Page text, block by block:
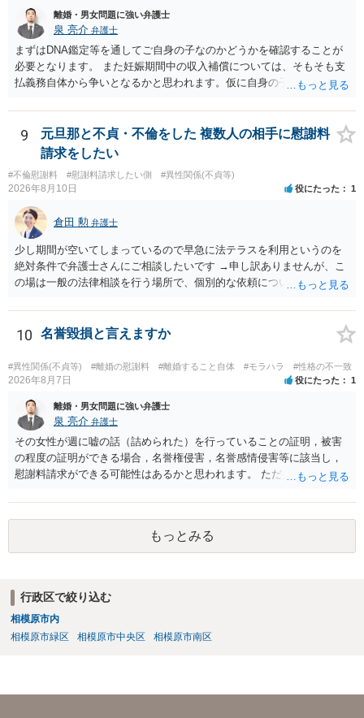
離婚・男女問題に強い弁護士
泉 亮介 弁護士
まずはDNA鑑定等を通してご自身の子なのかどうかを確認することが
必要となります。 また妊娠期間中の収入補償については、そもそも支
払義務自体から争いとなるかと思われます。仮に自身の子であったと
相手に弁護士がついているということであれば、依頼をするかしない
かは別として一度ご自身も個別に弁護士に相談をされたほうが良いで
しょう。
9
元旦那と不貞・不倫をした 複数人の相手に慰謝料
請求をしたい
#不倫慰謝料 #慰謝料請求したい側 #異性関係(不貞等)
2026年8月10日 役にたった 1
倉田 勲 弁護士
少し期間が空いてしまっているので早急に法テラスを利用というのを
絶対条件で弁護士さんにご相談したいです →申し訳ありませんが、こ
の場は一般の法律相談を行う場所で、個別的な依頼についてやり取り
うことでしたら、ココナラ法律相談の「弁護士検索」で法テラス利用
可能な弁護士に直接お問い合わせください。
10 名誉毀損と言えますか
#異性関係(不貞等) #離婚の慰謝料 #離婚すること自体 #モラハラ #性格の不一致
2026年8月7日 役にたった 1
離婚・男女問題に強い弁護士
泉 亮介 弁護士
その女性が週に嘘の話（詰められた）を行っていることの証明，被害
の程度の証明ができる場合，名誉権侵害，名誉感情侵害等に該当し，
慰謝料請求ができる可能性はあるかと思われます。 ただ弁護士費用を
た方が良いでしょう。
もっとみる
行政区で絞り込む
相模原市内
相模原市緑区
相模原市中央区 相模原市南区